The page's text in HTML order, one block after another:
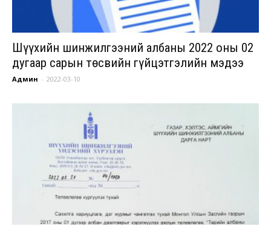
Шүүхийн шинжилгээний албаны 2022 оны 02
дугаар сарын төсвийн гүйцэтгэлийн мэдээ
Админ - 2022-03-10